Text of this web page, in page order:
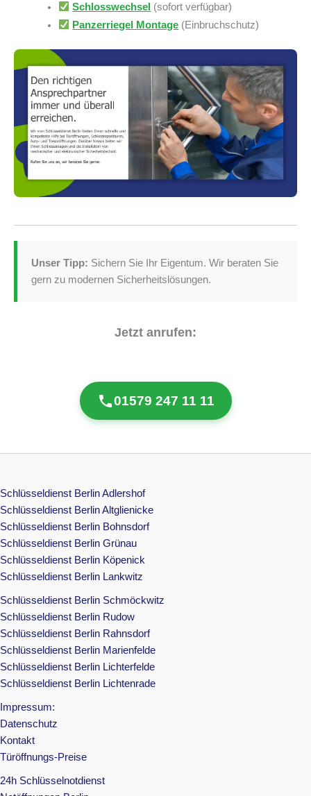
Schlosswechsel (sofort verfügbar)
Panzerriegel Montage (Einbruchschutz)
Unser Tipp: Sichern Sie Ihr Eigentum. Wir beraten Sie
gern zu modernen Sicherheitslösungen.
Jetzt anrufen:
01579 247 11 11
Schlüsseldienst Berlin Adlershof
Schlüsseldienst Berlin Altglienicke
Schlüsseldienst Berlin Bohnsdorf
Schlüsseldienst Berlin Grünau
Schlüsseldienst Berlin Köpenick
Schlüsseldienst Berlin Lankwitz
Schlüsseldienst Berlin Schmöckwitz
Schlüsseldienst Berlin Rudow
Schlüsseldienst Berlin Rahnsdorf
Schlüsseldienst Berlin Marienfelde
Schlüsseldienst Berlin Lichterfelde
Schlüsseldienst Berlin Lichtenrade
Impressum:
Datenschutz
Kontakt
Türöffnungs-Preise
24h Schlüsselnotdienst